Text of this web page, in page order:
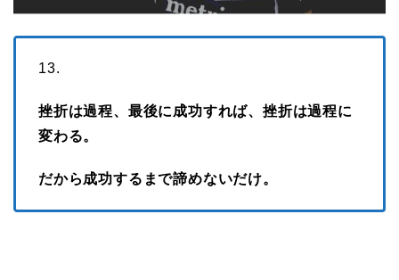
13.
挫折は過程、最後に成功すれば、挫折は過程に
変わる。
だから成功するまで諦めないだけ。